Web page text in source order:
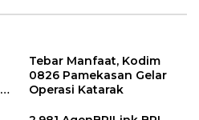
Tebar Manfaat, Kodim
0826 Pamekasan Gelar
Operasi Katarak